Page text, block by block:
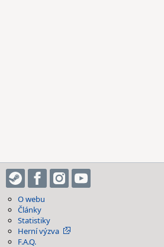
O webu
Články
Statistiky
Herní výzva
F.A.Q.